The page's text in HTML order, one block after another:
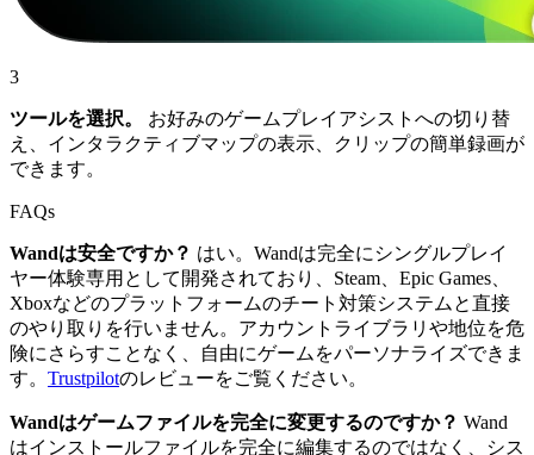
3
ツールを選択。
お好みのゲームプレイアシストへの切り替
え、インタラクティブマップの表示、クリップの簡単録画が
できます。
FAQs
Wandは安全ですか？ はい。Wandは完全にシングルプレイ
ヤー体験専用として開発されており、Steam、Epic Games、
Xboxなどのプラットフォームのチート対策システムと直接
のやり取りを行いません。アカウントライブラリや地位を危
険にさらすことなく、自由にゲームをパーソナライズできま
す。 Trustpilotのレビューをご覧ください。
Wandはゲームファイルを完全に変更するのですか？ Wand
はインストールファイルを完全に編集するのではなく、シス